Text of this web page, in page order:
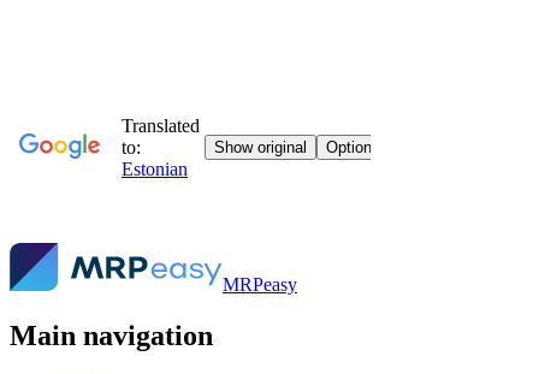
MRPeasy
Main navigation